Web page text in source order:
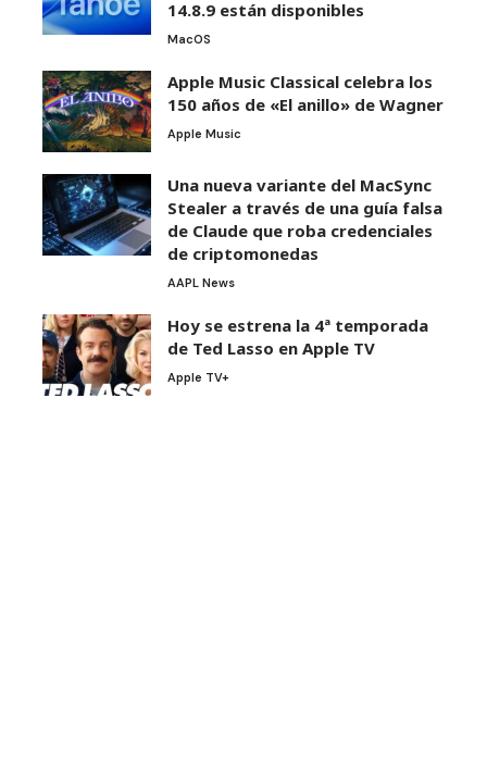
14.8.9 están disponibles
MacOS
Apple Music Classical celebra los
150 años de «El anillo» de Wagner
Apple Music
Una nueva variante del MacSync
Stealer a través de una guía falsa
de Claude que roba credenciales
de criptomonedas
AAPL News
Hoy se estrena la 4ª temporada
de Ted Lasso en Apple TV
Apple TV+